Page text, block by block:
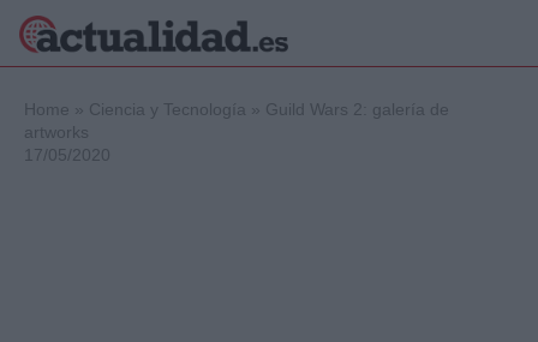
Home » Ciencia y Tecnología » Guild Wars 2: galería de
artworks
17/05/2020